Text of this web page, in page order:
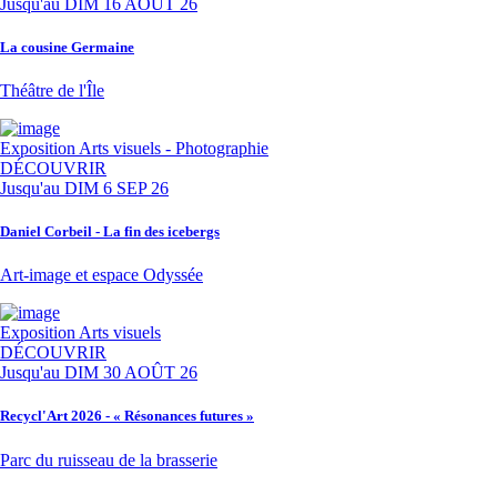
La cousine Germaine
Théâtre de l'Île
Exposition Arts visuels - Photographie
DÉCOUVRIR
Jusqu'au DIM 6 SEP 26
Daniel Corbeil - La fin des icebergs
Art-image et espace Odyssée
Exposition Arts visuels
DÉCOUVRIR
Jusqu'au DIM 30 AOÛT 26
Recycl'Art 2026 - « Résonances futures »
Parc du ruisseau de la brasserie